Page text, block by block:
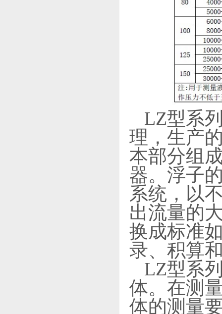
LZ型系
理，生产
本部分组
器。浮子
系统，以
出流量的
换成标准
录、积算
LZ型系
体。在测
体的测量